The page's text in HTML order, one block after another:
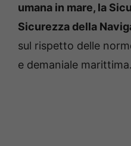
umana in mare, la
Sicurezza della
sul rispetto delle
e demaniale marittima.